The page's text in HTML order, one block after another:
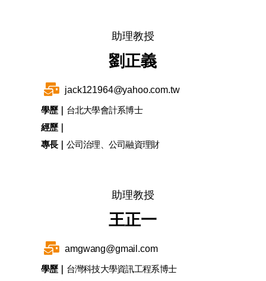
助理教授
劉正義
jack121964@yahoo.com.tw
學歷｜ 台北大學會計系博士
經歷｜
專長｜ 公司治理、公司融資理財
助理教授
王正一
amgwang@gmail.com
學歷｜ 台灣科技大學資訊工程系博士